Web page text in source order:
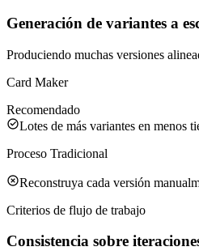
Generación de variantes a
Produciendo muchas versiones
Card Maker
Recomendado
Lotes de más variantes en menos
Proceso Tradicional
Reconstruya cada versión
Criterios de flujo de trabajo
Consistencia sobre